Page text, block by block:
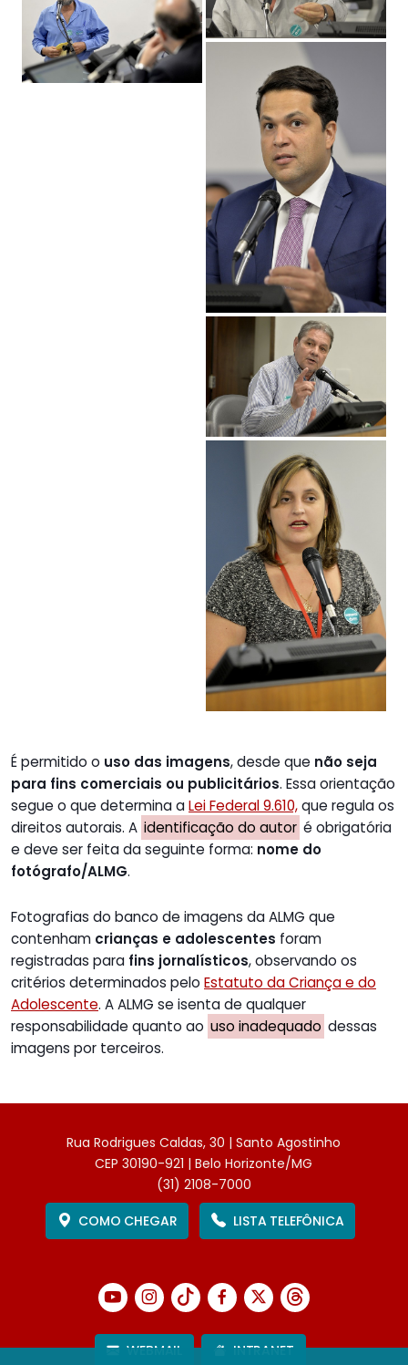
É permitido o uso das imagens, desde que não seja
para fins comerciais ou publicitários. Essa orientação
segue o que determina aLei Federal 9.610,que regula os
direitos autorais. A identificação do autor é obrigatória
e deve ser feita da seguinte forma: nome do
fotógrafo/ALMG.
Fotografias do banco de imagens da ALMG que
contenham crianças e adolescentes foram
registradas para fins jornalísticos, observando os
critérios determinados pelo Estatuto da Criança e do
Adolescente. A ALMG se isenta de qualquer
responsabilidade quanto ao uso inadequado dessas
imagens por terceiros.
Rua Rodrigues Caldas, 30 | Santo Agostinho
CEP 30190-921 | Belo Horizonte/MG
(31) 2108-7000
COMO CHEGAR
LISTA TELEFÔNICA
WEBMAIL INTRANET